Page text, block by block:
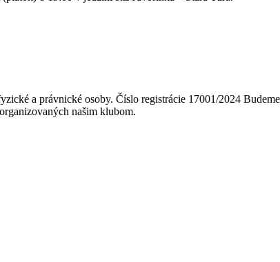
a právnické osoby. Číslo registrácie 17001/2024
našim klubom.